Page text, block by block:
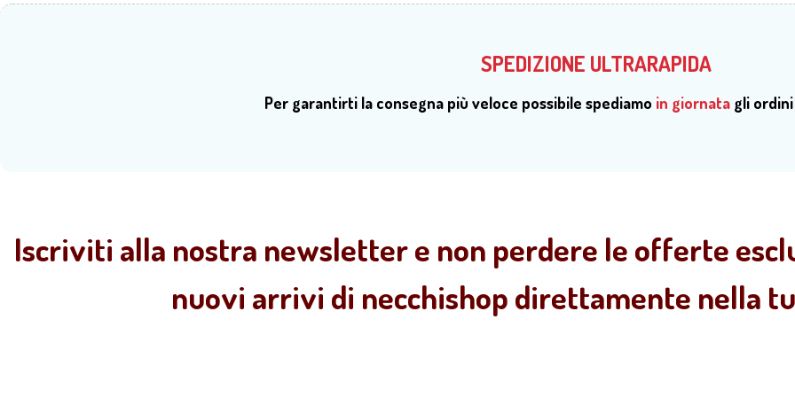
SPEDIZIONE ULTRARAPIDA
Per garantirti la consegna più veloce possibile spediamo in giornatagli ordini
Iscriviti alla nostra newsletter e non perdere le offerte
nuovi arrivi di necchishop direttamente nella